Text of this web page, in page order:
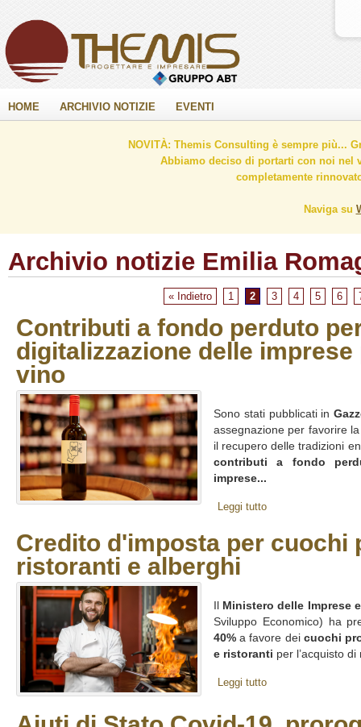
HOME ARCHIVIO NOTIZIE EVENTI
NOVITÀ: Themis Consulting è sempre più...
Abbiamo deciso di portarti con noi nel
completamente
Naviga su
Archivio notizie Emilia
« Indietro 1 2 3 4 5 6
Contributi a fondo perduto
digitalizzazione delle
vino
Sono stati pubblicati in
assegnazione per favorire
il recupero delle tradizioni
contributi a fondo
imprese...
Leggi tutto
Credito d'imposta per cuochi
ristoranti e alberghi
Ministero delle Imprese
Sviluppo Economico) ha
40% a favore dei cuochi
e ristoranti per l’acquisto di
Leggi tutto